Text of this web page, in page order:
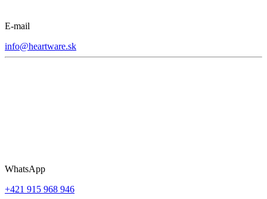
E-mail
info@heartware.sk
WhatsApp
+421 915 968 946